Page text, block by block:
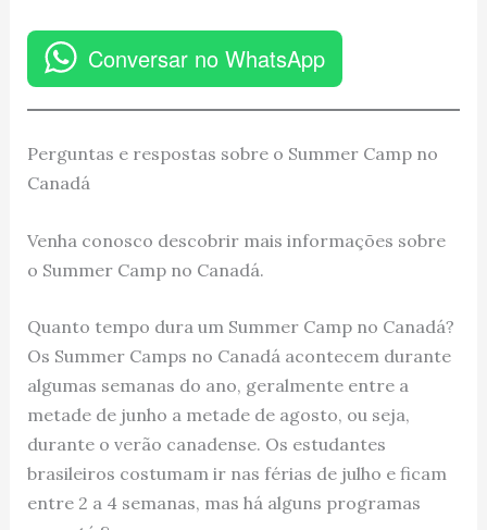
Conversar no WhatsApp
Perguntas e respostas sobre o Summer Camp no
Canadá
Venha conosco descobrir mais informações sobre
o Summer Camp no Canadá.
Quanto tempo dura um Summer Camp no Canadá?
Os Summer Camps no Canadá acontecem durante
algumas semanas do ano, geralmente entre a
metade de junho a metade de agosto, ou seja,
durante o verão canadense. Os estudantes
brasileiros costumam ir nas férias de julho e ficam
entre 2 a 4 semanas, mas há alguns programas